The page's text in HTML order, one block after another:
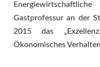
Gastprofessur an der
2015 das
Ökonomisches